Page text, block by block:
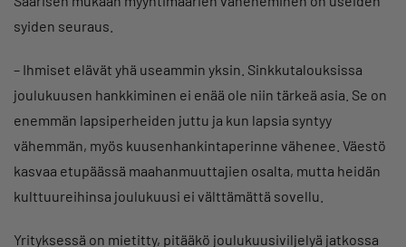
syiden seuraus.
– Ihmiset elävät yhä useammin yksin. Sinkkutalouksissa
joulukuusen hankkiminen ei enää ole niin tärkeä asia. Se on
enemmän lapsiperheiden juttu ja kun lapsia syntyy
vähemmän, myös kuusenhankintaperinne vähenee. Väestö
kasvaa etupäässä maahanmuuttajien osalta, mutta heidän
kulttuureihinsa joulukuusi ei välttämättä sovellu.
Yrityksessä on mietitty, pitääkö joulukuusiviljelyä jatkossa